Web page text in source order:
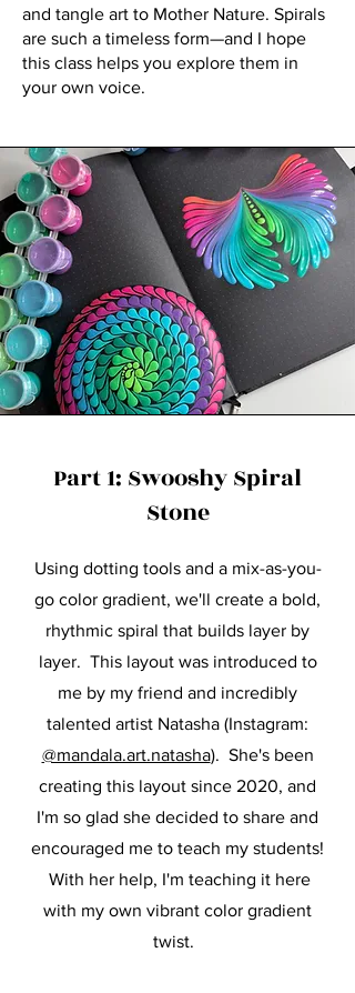
and tangle art to Mother Nature. Spirals
are such a timeless form—and I hope
this class helps you explore them in
your own voice.
Part 1: Swooshy Spiral
Stone
Using dotting tools and a mix-as-you-
go color gradient, we'll create a bold,
rhythmic spiral that builds layer by
layer. This layout was introduced to
me by my friend and incredibly
talented artist Natasha (Instagram:
@mandala.art.natasha). She's been
creating this layout since 2020, and
I'm so glad she decided to share and
encouraged me to teach my students!
With her help, I'm teaching it here
with my own vibrant color gradient
twist.